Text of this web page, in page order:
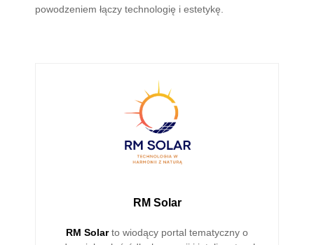
powodzeniem łączy technologię i estetykę.
RM Solar
RM Solarto wiodący portal tematyczny o